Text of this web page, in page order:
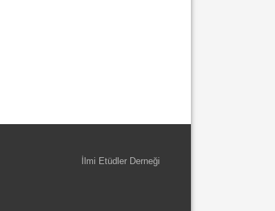
İlmi Etüdler Derneği